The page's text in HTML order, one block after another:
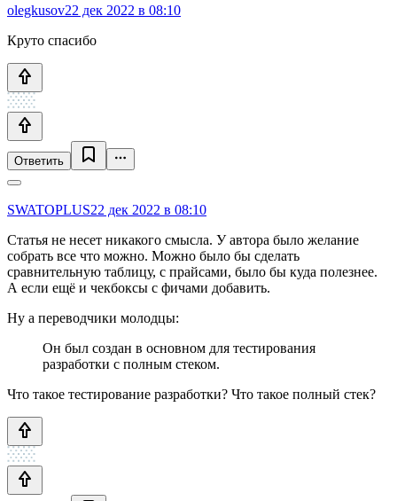
olegkusov22 дек 2022 в 08:10
Круто спасибо
Ответить
SWATOPLUS22 дек 2022 в 08:10
Статья не несет никакого смысла. У автора было желание
собрать все что можно. Можно было бы сделать
сравнительную таблицу, с прайсами, было бы куда полезнее.
А если ещё и чекбоксы с фичами добавить.
Ну а переводчики молодцы:
Он был создан в основном для тестирования
разработки с полным стеком.
Что такое тестирование разработки? Что такое полный стек?